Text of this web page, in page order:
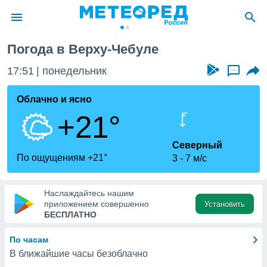
о
Вы можете
к этому
доступ
Погода в Верху-Чебуле
17:51 понедельник ...
Облачно и ясно
+21°
По ощущениям +21°
Северный
3
7 м/с
Наслаждайтесь нашим
приложением совершенно
БЕСПЛАТНО
Установить
По часам
В ближайшие часы безоблачно